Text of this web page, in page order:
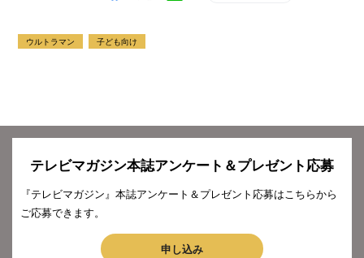
ウルトラマン 子ども向け
テレビマガジン本誌アンケート＆プレゼント応募
『テレビマガジン』本誌アンケート＆プレゼント応募はこちらから
ご応募できます。
申し込み